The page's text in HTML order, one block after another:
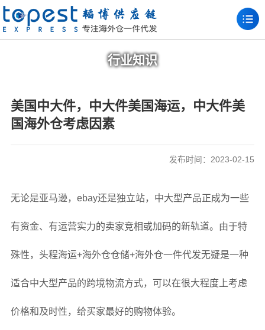
行业知识
美国中大件，中大件美国海运，中大件美
国海外仓考虑因素
发布时间：2023-02-15
无论是亚马逊，ebay还是独立站，中大型产品正成为一些
有资金、有运营实力的卖家竞相或加码的新轨道。由于特
殊性，头程海运+海外仓仓储+海外仓一件代发无疑是一种
适合中大型产品的跨境物流方式，可以在很大程度上考虑
价格和及时性，给买家最好的购物体验。